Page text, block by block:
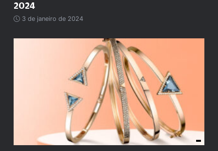
2024
3 de janeiro de 2024